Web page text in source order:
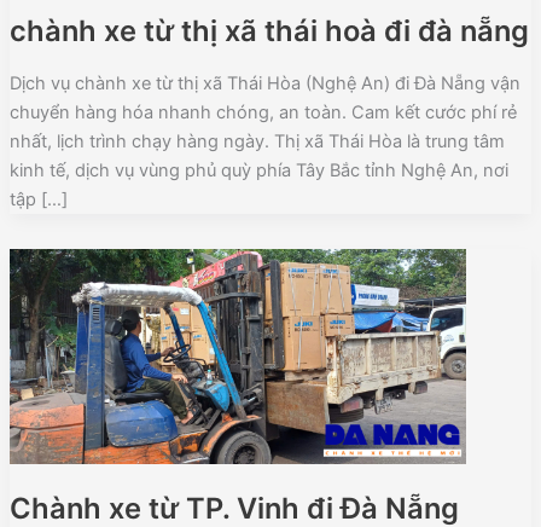
chành xe từ thị xã thái hoà đi đà nẵng
Dịch vụ chành xe từ thị xã Thái Hòa (Nghệ An) đi Đà Nẵng vận
chuyển hàng hóa nhanh chóng, an toàn. Cam kết cước phí rẻ
nhất, lịch trình chạy hàng ngày. Thị xã Thái Hòa là trung tâm
kinh tế, dịch vụ vùng phủ quỳ phía Tây Bắc tỉnh Nghệ An, nơi
tập […]
Chành xe từ TP. Vinh đi Đà Nẵng